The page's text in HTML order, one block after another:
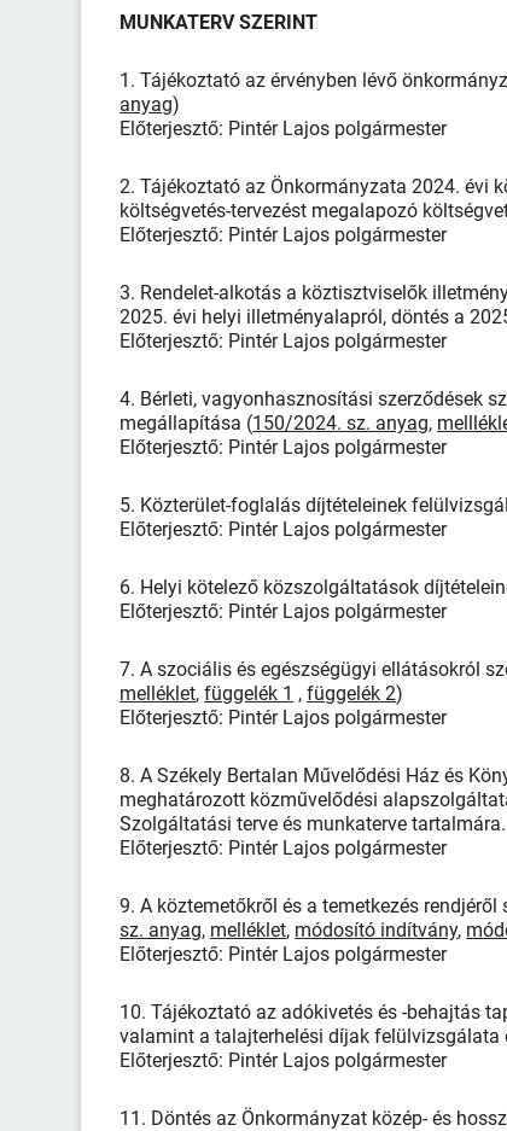
MUNKATERV SZERINT
1. Tájékoztató az érvényben lévő
anyag)
Előterjesztő: Pintér Lajos polgármester
2. Tájékoztató az Önkormányzata 2024. évi
költségvetés-tervezést megalapozó
Előterjesztő: Pintér Lajos polgármester
3. Rendelet-alkotás a köztisztviselők
2025. évi helyi illetményalapról, döntés a
Előterjesztő: Pintér Lajos polgármester
4. Bérleti, vagyonhasznosítási szerződések
megállapítása (150/2024. sz. anyag,
Előterjesztő: Pintér Lajos polgármester
5. Közterület-foglalás díjtételeinek
Előterjesztő: Pintér Lajos polgármester
6. Helyi kötelező közszolgáltatások
Előterjesztő: Pintér Lajos polgármester
7. A szociális és egészségügyi ellátásokról
melléklet,függelék 1 ,függelék 2)
Előterjesztő: Pintér Lajos polgármester
8. A Székely Bertalan Művelődési Ház és
meghatározott közművelődési
Szolgáltatási terve és munkaterve
Előterjesztő: Pintér Lajos polgármester
9. A köztemetőkről és a temetkezés
sz. anyag, melléklet, módosító indítvány,
Előterjesztő: Pintér Lajos polgármester
10. Tájékoztató az adókivetés és -behajtás
valamint a talajterhelési díjak felülvizsgálata
Előterjesztő: Pintér Lajos polgármester
11. Döntés az Önkormányzat közép- és